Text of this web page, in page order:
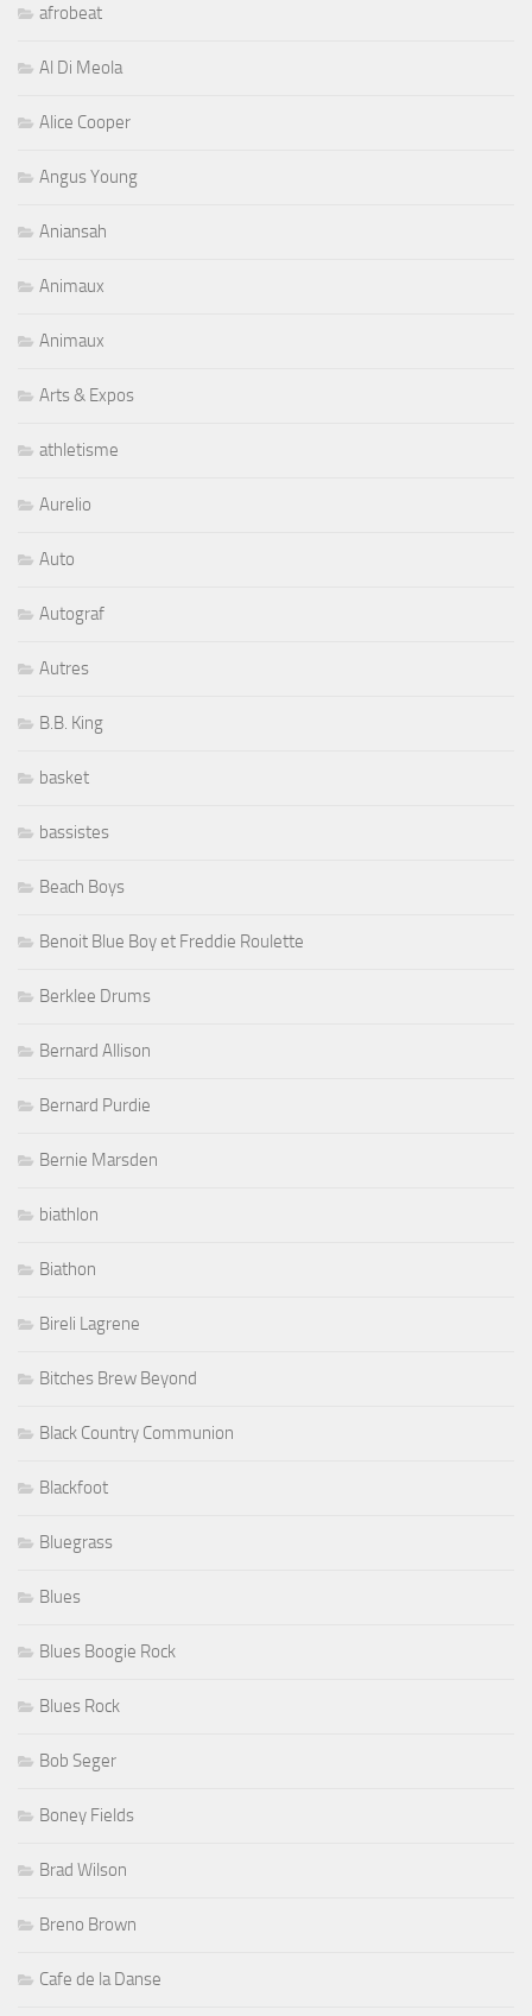
afrobeat
Al Di Meola
Alice Cooper
Angus Young
Aniansah
Animaux
Animaux
Arts & Expos
athletisme
Aurelio
Auto
Autograf
Autres
B.B. King
basket
bassistes
Beach Boys
Benoit Blue Boy et Freddie Roulette
Berklee Drums
Bernard Allison
Bernard Purdie
Bernie Marsden
biathlon
Biathon
Bireli Lagrene
Bitches Brew Beyond
Black Country Communion
Blackfoot
Bluegrass
Blues
Blues Boogie Rock
Blues Rock
Bob Seger
Boney Fields
Brad Wilson
Breno Brown
Cafe de la Danse